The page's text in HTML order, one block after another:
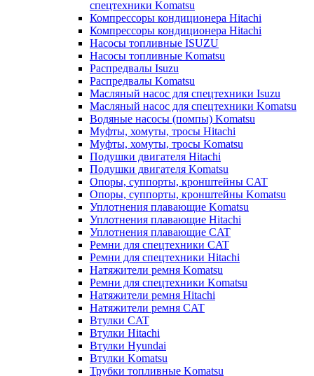
спецтехники Komatsu
Компрессоры кондиционера Hitachi
Компрессоры кондиционера Hitachi
Насосы топливные ISUZU
Насосы топливные Komatsu
Распредвалы Isuzu
Распредвалы Komatsu
Масляный насос для спецтехники Isuzu
Масляный насос для спецтехники Komatsu
Водяные насосы (помпы) Komatsu
Муфты, хомуты, тросы Hitachi
Муфты, хомуты, тросы Komatsu
Подушки двигателя Hitachi
Подушки двигателя Komatsu
Опоры, суппорты, кронштейны CAT
Опоры, суппорты, кронштейны Komatsu
Уплотнения плавающие Komatsu
Уплотнения плавающие Hitachi
Уплотнения плавающие CAT
Ремни для спецтехники CAT
Ремни для спецтехники Hitachi
Натяжители ремня Komatsu
Ремни для спецтехники Komatsu
Натяжители ремня Hitachi
Натяжители ремня CAT
Втулки CAT
Втулки Hitachi
Втулки Hyundai
Втулки Komatsu
Трубки топливные Komatsu